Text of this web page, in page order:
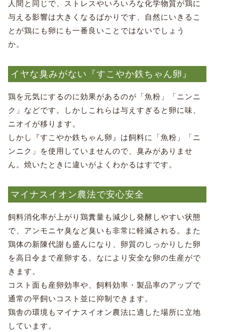
人間と同じで、ストレスやいろいろな化学物質が鶏に
与える影響は大きくなるばかりです、自然にいきるこ
とが鶏にも卵にも一番良いことではないでしょう
か。
イヤな臭みがない『すこやか鉄ちゃん卵』
鶏を元気にするのに効果があるのが「魚粉」「ニンニ
ク」などです。しかしこれらは与えすぎると卵に味、
ニオイが移ります。
しかし『すこやか鉄ちゃん卵』は飼料に「魚粉」「ニ
ンニク」を使用していませんので、臭みがありませ
ん。焼いたときに違いがよくわかるはすです。
マイナスイオン農法で安心安全
飼料消化率が上がり鶏糞量も減少し発酵しやすい状態
で、アンモニヤ臭など臭いも非常に軽減される。また
鶏体の新陳代謝も盛んになり、卵質のしっかりした卵
を高日令まで産卵する。なにより安全な卵の生産がで
きます。
コスト面も産卵効率や、飼料効率・製品率のアップで
通常の平飼いコスト並に抑制できます。
鶏舎の環境もマイナスイオン農法に適した場所に立地
しています。